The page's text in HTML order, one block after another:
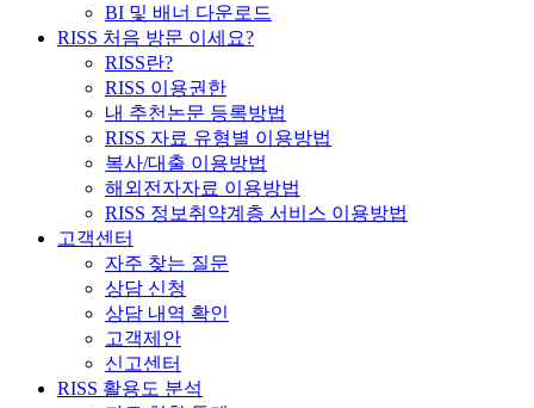
BI 및 배너 다운로드
RISS 처음 방문 이세요?
RISS란?
RISS 이용권한
내 추천논문 등록방법
RISS 자료 유형별 이용방법
복사/대출 이용방법
해외전자자료 이용방법
RISS 정보취약계층 서비스 이용방법
고객센터
자주 찾는 질문
상담 신청
상담 내역 확인
고객제안
신고센터
RISS 활용도 분석